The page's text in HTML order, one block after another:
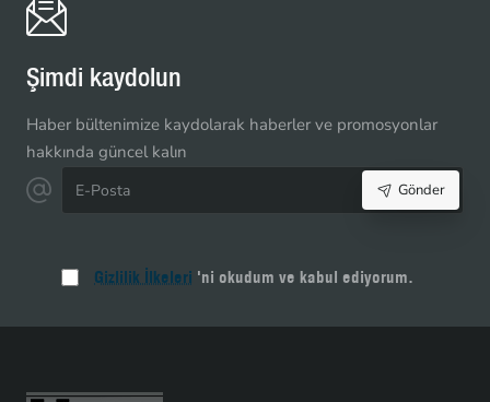
Kemik
Şerit
Seti
10
Metre
+
10
Şimdi kaydolun
Haber bültenimize kaydolarak haberler ve promosyonlar
hakkında güncel kalın
Posta
Gönder
Gizlilik İlkeleri 'ni okudum ve kabul ediyorum.